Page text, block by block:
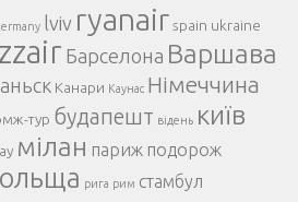
lviv ryanairspain ukraine
Барселона Варшава
Канари Каунас Німеччина
тур будапешт відень київ
мілан париж подорож
рига рим стамбул